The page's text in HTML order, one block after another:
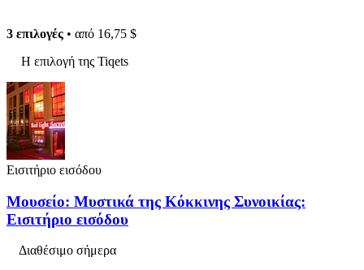
3 επιλογές • από 16,75 $
Η επιλογή της Tiqets
Εισιτήριο εισόδου
Μουσείο: Μυστικά της Κόκκινης Συνοικίας:
Εισιτήριο εισόδου
Διαθέσιμο σήμερα